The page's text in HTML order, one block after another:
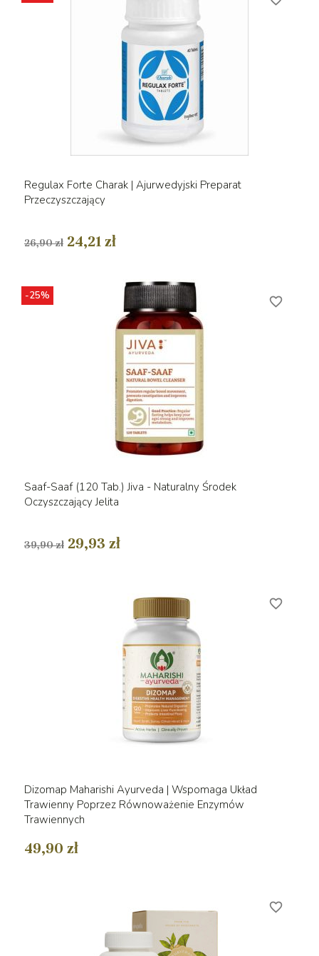
Regulax Forte Charak | Ajurwedyjski Preparat
Przeczyszczający
26,90 zł 24,21 zł
Saaf-Saaf (120 Tab.) Jiva - Naturalny Środek
Oczyszczający Jelita
39,90 zł 29,93 zł
-25% favorite_border
Dizomap Maharishi Ayurveda | Wspomaga Układ
Trawienny Poprzez Równoważenie Enzymów
Trawiennych
49,90 zł
favorite_border
favorite_border